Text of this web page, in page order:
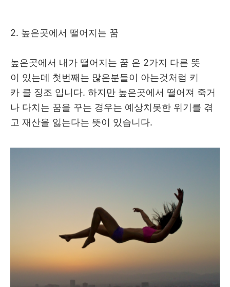
2. 높은곳에서 떨어지는 꿈
높은곳에서 내가 떨어지는 꿈 은 2가지 다른 뜻
이 있는데 첫번째는 많은분들이 아는것처럼 키
카 클 징조 입니다. 하지만 높은곳에서 떨어져 죽거
나 다치는 꿈을 꾸는 경우는 예상치못한 위기를 겪
고 재산을 잃는다는 뜻이 있습니다.